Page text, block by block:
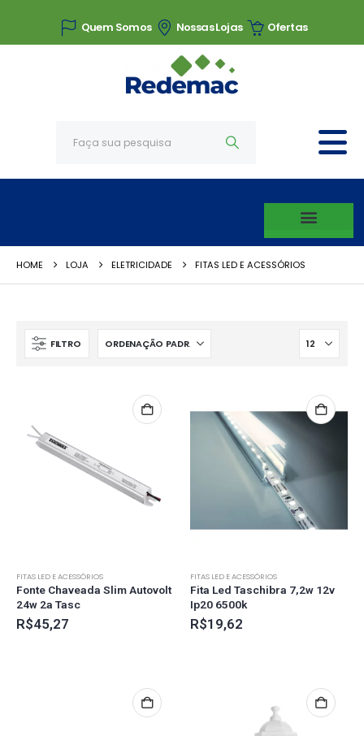
Quem Somos Nossas Lojas Ofertas
HOME LOJA ELETRICIDADE FITAS LED E ACESSÓRIOS
FILTRO
FITAS LED E ACESSÓRIOS
Fonte Chaveada Slim Autovolt
24w 2a Tasc
R$45,27
FITAS LED E ACESSÓRIOS
Fita Led Taschibra 7,2w 12v
Ip20 6500k
R$19,62